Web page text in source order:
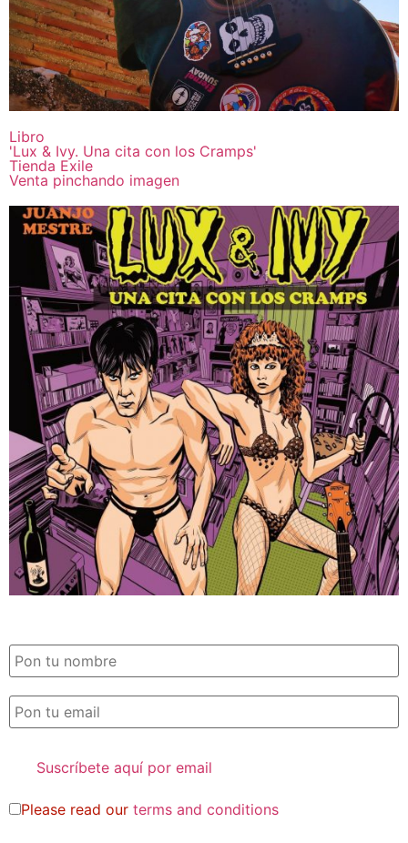
Libro
'Lux & Ivy. Una cita con los Cramps'
Tienda Exile
Venta pinchando imagen
Please read our terms and conditions